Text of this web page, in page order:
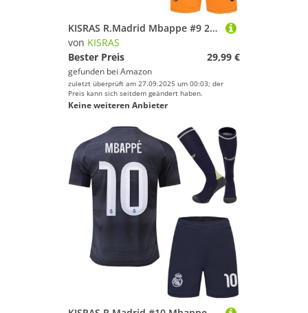
KISRAS R.Madrid Mbappe #9 2024/2025 Auswärtstrikot Shorts und Socken Kinder und Jugend Größe (Orange,24)
von KISRAS
Bester Preis
29,99 €
gefunden bei Amazon
zuletzt überprüft am 27.09.2025 um 00:03; der
Preis kann sich seitdem geändert haben.
Keine weiteren Anbieter